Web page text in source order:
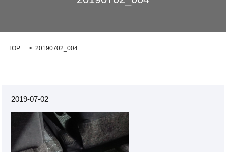
TOP 20190702_004
2019-07-02